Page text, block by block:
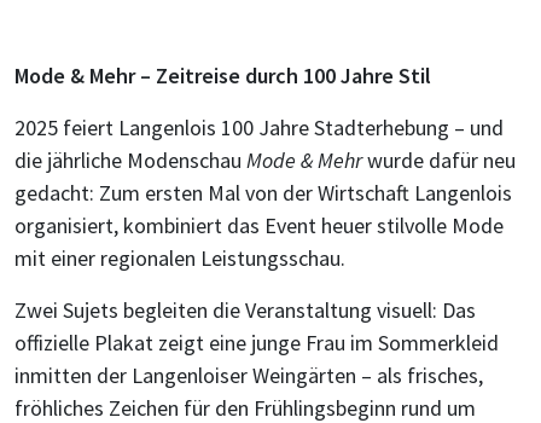
Mode & Mehr – Zeitreise durch 100 Jahre Stil
2025 feiert Langenlois 100 Jahre Stadterhebung – und
die jährliche Modenschau Mode & Mehrwurde dafür neu
gedacht: Zum ersten Mal von der Wirtschaft Langenlois
organisiert, kombiniert das Event heuer stilvolle Mode
mit einer regionalen Leistungsschau.
Zwei Sujets begleiten die Veranstaltung visuell: Das
offizielle Plakat zeigt eine junge Frau im Sommerkleid
inmitten der Langenloiser Weingärten – als frisches,
fröhliches Zeichen für den Frühlingsbeginn rund um